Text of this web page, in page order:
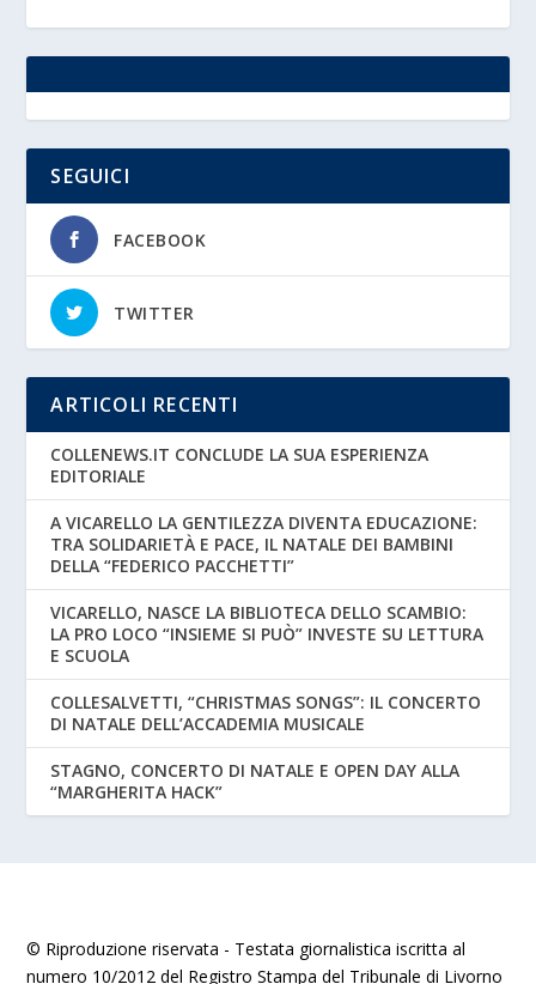
SEGUICI
FACEBOOK
TWITTER
ARTICOLI RECENTI
COLLENEWS.IT CONCLUDE LA SUA ESPERIENZA
EDITORIALE
A VICARELLO LA GENTILEZZA DIVENTA EDUCAZIONE:
TRA SOLIDARIETÀ E PACE, IL NATALE DEI BAMBINI
DELLA “FEDERICO PACCHETTI”
VICARELLO, NASCE LA BIBLIOTECA DELLO SCAMBIO:
LA PRO LOCO “INSIEME SI PUÒ” INVESTE SU LETTURA
E SCUOLA
COLLESALVETTI, “CHRISTMAS SONGS”: IL CONCERTO
DI NATALE DELL’ACCADEMIA MUSICALE
STAGNO, CONCERTO DI NATALE E OPEN DAY ALLA
“MARGHERITA HACK”
© Riproduzione riservata - Testata giornalistica iscritta al
numero 10/2012 del Registro Stampa del Tribunale di Livorno